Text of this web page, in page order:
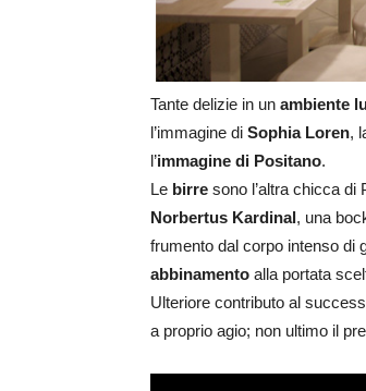
Tante delizie in un ambiente
l’immagine di Sophia Loren,
l’immagine di Positano.
Le birre sono l’altra chicca di
Norbertus Kardinal, una
frumento dal corpo intenso di
abbinamento alla portata
Ulteriore contributo al
a proprio agio; non ultimo il